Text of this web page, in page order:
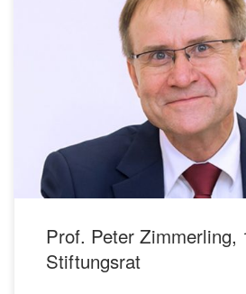
Rückblick auf 10 Jahre Mitarbeit im Stiftungsrat
Leben. Prof. Dr. Peter Zimmerling, Leipzig
spreche, warum ich im Stiftungsrat mitgewirkt
Vorbemerkungen vorwegschicken, die den
beschreiben und in die Zeit vor der offiziellen
Prof. Peter Zimmerling,
Stiftungsrat